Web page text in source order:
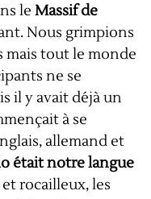
le Massif de
Nous grimpions
mais tout le monde
ne se
il y avait déjà un
à se
allemand et
était notre langue
rocailleux, les